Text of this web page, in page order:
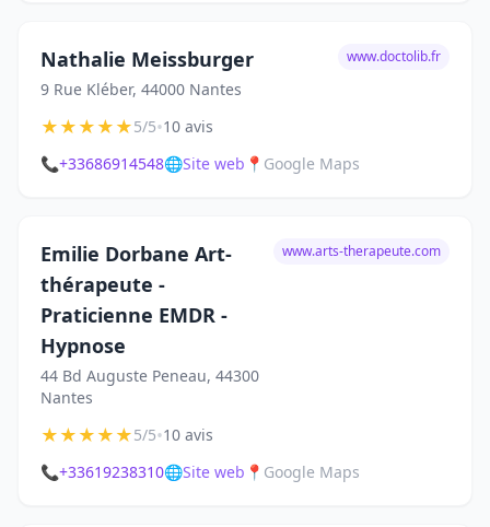
Nathalie Meissburger
9 Rue Kléber, 44000 Nantes
www.doctolib.fr
★★★★★5/5•10 avis
📞+33686914548🌐Site web 📍 Google Maps
Emilie Dorbane Art-
thérapeute -
Praticienne EMDR -
Hypnose
44 Bd Auguste Peneau, 44300
Nantes
www.arts-therapeute.com
★★★★★5/5•10 avis
📞+33619238310🌐Site web 📍 Google Maps